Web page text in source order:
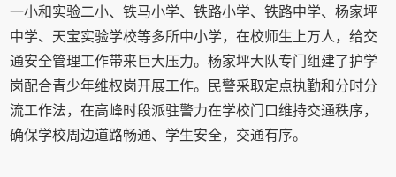
一小和实验二小、铁马小学、铁路小学、铁路中学、杨家坪
中学、天宝实验学校等多所中小学，在校师生上万人，给交
通安全管理工作带来巨大压力。杨家坪大队专门组建了护学
岗配合青少年维权岗开展工作。民警采取定点执勤和分时分
流工作法，在高峰时段派驻警力在学校门口维持交通秩序，
确保学校周边道路畅通、学生安全，交通有序。